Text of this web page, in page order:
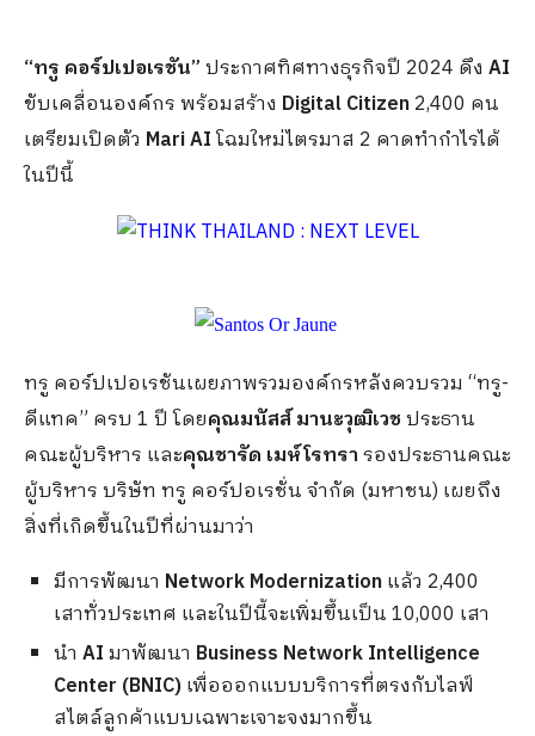
“ทรู คอร์ปเปอเรชัน”ประกาศทิศทางธุรกิจปี 2024 ดึง AI
ขับเคลื่อนองค์กร พร้อมสร้าง Digital Citizen2,400 คน
เตรียมเปิดตัว Mari AIโฉมใหม่ไตรมาส 2 คาดทำกำไรได้
ในปีนี้
ทรู คอร์ปเปอเรชันเผยภาพรวมองค์กรหลังควบรวม “ทรู-
ดีแทค” ครบ 1 ปี โดยคุณมนัสส์ มานะวุฒิเวชประธาน
คณะผู้บริหาร และคุณชารัด เมห์โรทรารองประธานคณะ
ผู้บริหาร บริษัท ทรู คอร์ปอเรชั่น จำกัด (มหาชน) เผยถึง
สิ่งที่เกิดขึ้นในปีที่ผ่านมาว่า
มีการพัฒนา Network Modernizationแล้ว 2,400
เสาทั่วประเทศ และในปีนี้จะเพิ่มขึ้นเป็น 10,000 เสา
นำ AIมาพัฒนา Business Network Intelligence
Center (BNIC)เพื่อออกแบบบริการที่ตรงกับไลฟ์
สไตล์ลูกค้าแบบเฉพาะเจาะจงมากขึ้น